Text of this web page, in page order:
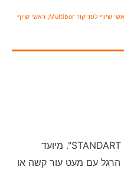
, ראשי שיוף
ראש שיוף לפדיקור "STANDART INTENSIVE". מיועד
עם מעט עור קשה או